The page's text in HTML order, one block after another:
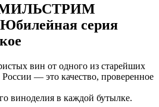
МИЛЬСТРИМ
серия
вин от одного из старейших
России — это качество, проверенное
виноделия в каждой бутылке.